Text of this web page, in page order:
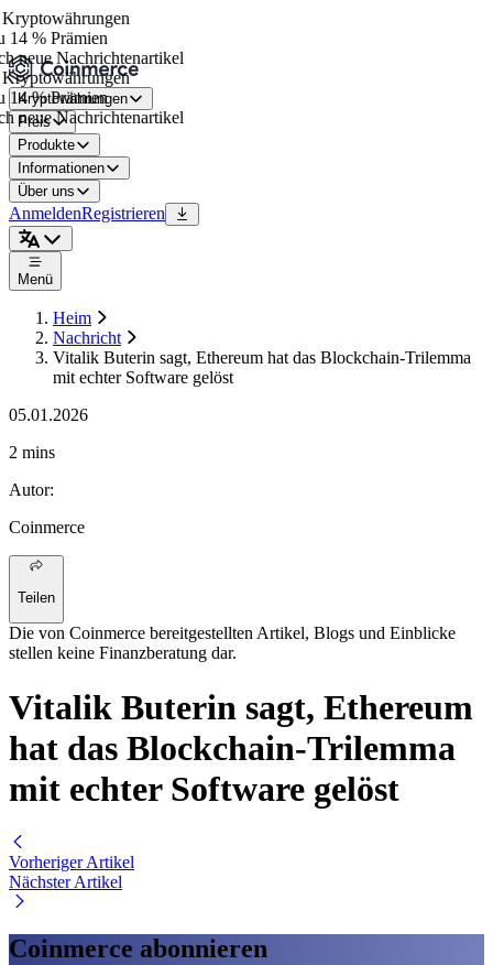
% Prämien
neue Nachrichtenartikel
% Prämien
neue Nachrichtenartikel
Kryptowährungen
Preis
Produkte
Informationen
Über uns
AnmeldenRegistrieren
Menü
Heim
Nachricht
Vitalik Buterin sagt, Ethereum hat das Blockchain-Trilemma
mit echter Software gelöst
05.01.2026
2 mins
Autor:
Coinmerce
Teilen
Die von Coinmerce bereitgestellten Artikel, Blogs und Einblicke
stellen keine Finanzberatung dar.
Vitalik Buterin sagt, Ethereum
hat das Blockchain-Trilemma
mit echter Software gelöst
Vorheriger Artikel
Nächster Artikel
Coinmerce abonnieren